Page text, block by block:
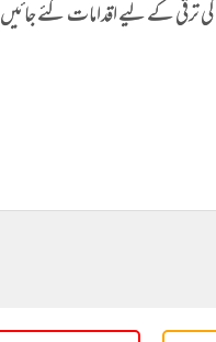
ترقی کے لیے اقدامات کئے جائیں